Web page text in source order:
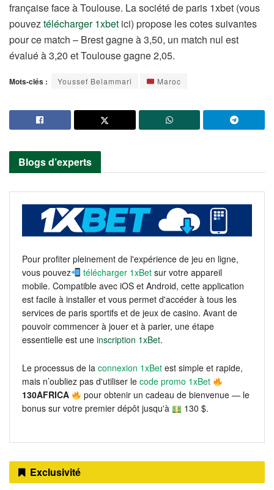
française face à Toulouse. La société de paris 1xbet (vous
pouveztélécharger 1xbet ici) propose les cotes suivantes
pour ce match – Brest gagne à 3,50, un match nul est
évalué à 3,20 et Toulouse gagne 2,05.
Mots-clés : Youssef Belammari Maroc
Blogs d’experts
Pour profiter pleinement de l'expérience de jeu en ligne,
vous pouvez
télécharger 1xBet sur votre appareil
mobile. Compatible avec iOS et Android, cette application
est facile à installer et vous permet d'accéder à tous les
services de paris sportifs et de jeux de casino. Avant de
pouvoir commencer à jouer et à parier, une étape
essentielle est une inscription 1xBet.
Le processus de la connexion 1xBet est simple et rapide,
mais n’oubliez pas d'utiliser le code promo 1xBet
130AFRICA
pour obtenir un cadeau de bienvenue — le
bonus sur votre premier dépôt jusqu'à
130 $.
Exclusivité